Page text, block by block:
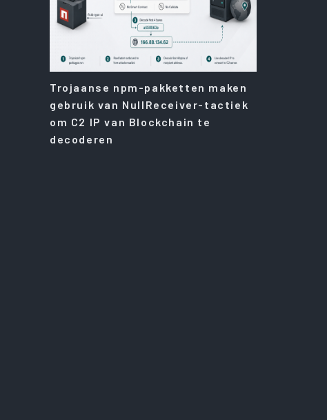
Trojaanse npm-pakketten maken
gebruik van NullReceiver-tactiek
om C2 IP van Blockchain te
decoderen